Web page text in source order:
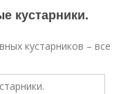
кустарники.
кустарников – все